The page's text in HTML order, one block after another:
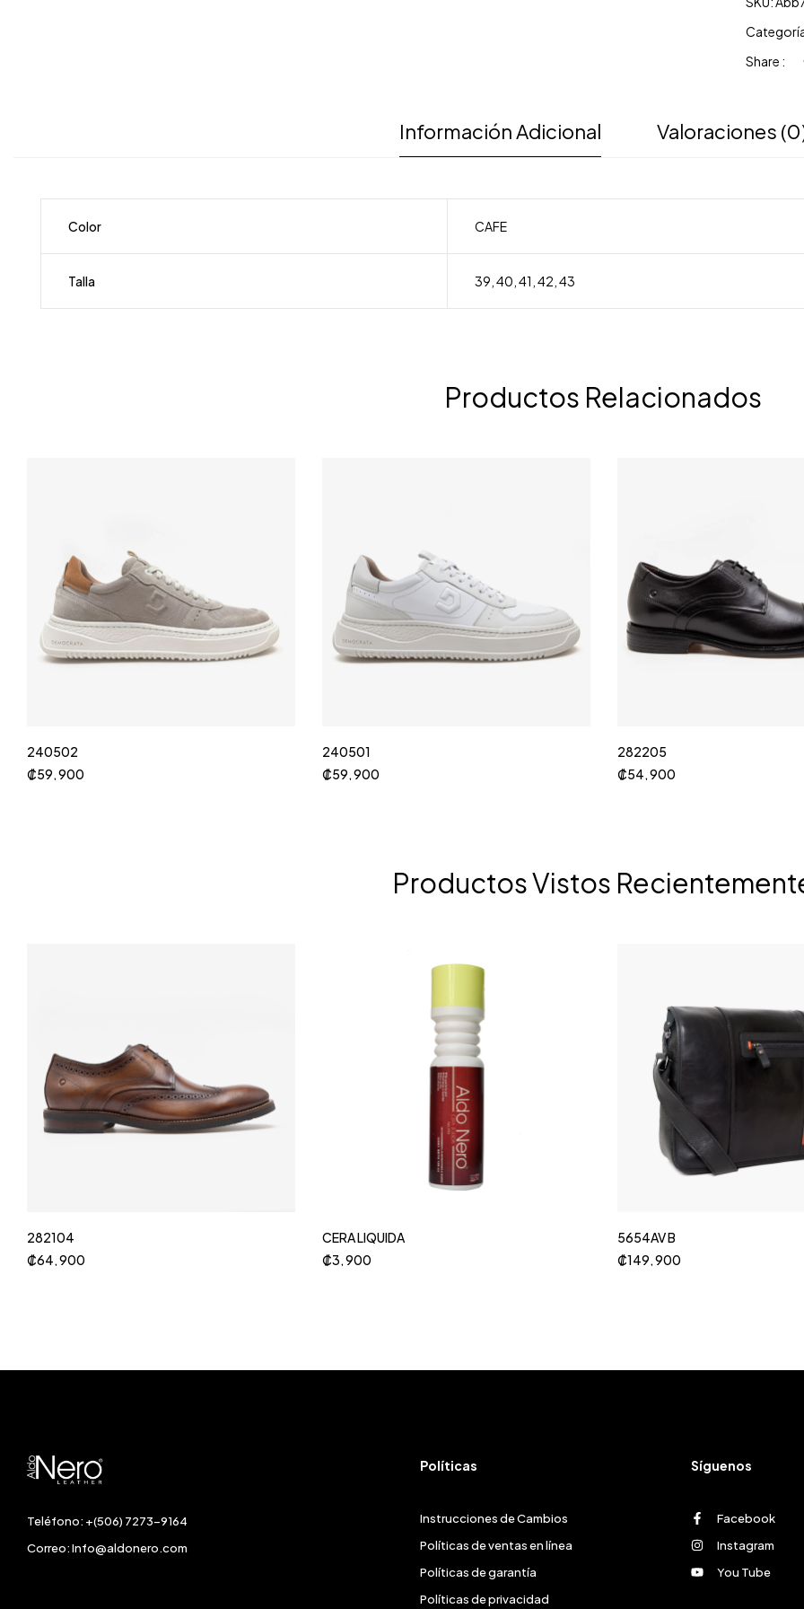
Share :
Información Adicional Valoraciones
Color CAFE
Talla 39 40 41 42 43
Productos Relacionados
240502
₡59, 900
240501
₡59, 900
282205
₡54, 900
Productos Vistos
282104
₡64, 900
CERA LIQUIDA
₡3, 900
5654AV B
₡149, 900
Teléfono: +(506) 7273-9164
Correo:Info@aldonero.com
Políticas
Instrucciones de Cambios
Políticas de ventas en línea
Políticas de garantía
Políticas de privacidad
Síguenos
Facebook
Instagram
You Tube